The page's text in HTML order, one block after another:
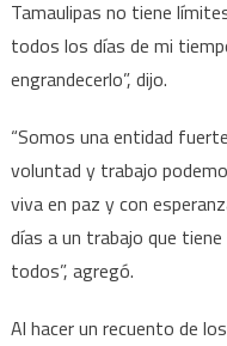
Tamaulipas no tiene
todos los días de mi
engrandecerlo”, dijo.
“Somos una entidad
voluntad y trabajo
viva en paz y con
días a un trabajo que
todos”, agregó.
Al hacer un recuento de